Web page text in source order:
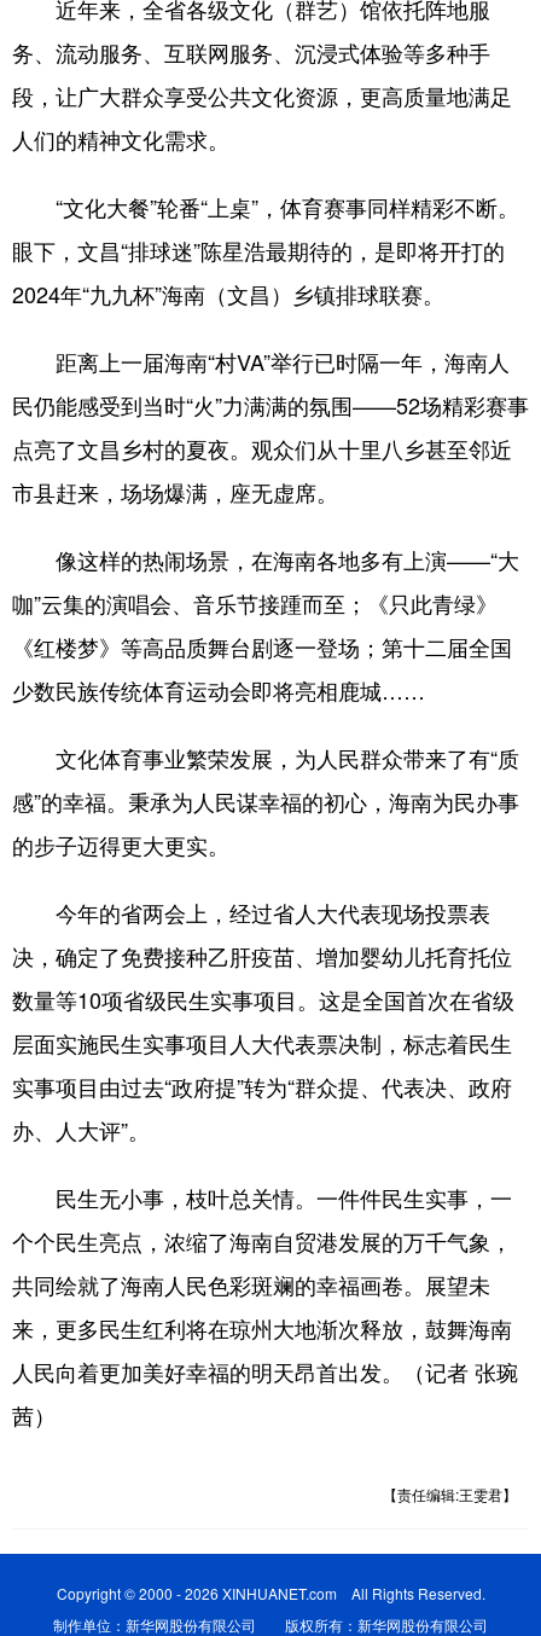
近年来，全省各级文化（群艺）馆依托阵地服
务、流动服务、互联网服务、沉浸式体验等多种手
段，让广大群众享受公共文化资源，更高质量地满足
人们的精神文化需求。
“文化大餐”轮番“上桌”，体育赛事同样精彩不断。
眼下，文昌“排球迷”陈星浩最期待的，是即将开打的
2024年“九九杯”海南（文昌）乡镇排球联赛。
距离上一届海南“村VA”举行已时隔一年，海南人
民仍能感受到当时“火”力满满的氛围——52场精彩赛事
点亮了文昌乡村的夏夜。观众们从十里八乡甚至邻近
市县赶来，场场爆满，座无虚席。
像这样的热闹场景，在海南各地多有上演——“大
咖”云集的演唱会、音乐节接踵而至；《只此青绿》
《红楼梦》等高品质舞台剧逐一登场；第十二届全国
少数民族传统体育运动会即将亮相鹿城……
文化体育事业繁荣发展，为人民群众带来了有“质
感”的幸福。秉承为人民谋幸福的初心，海南为民办事
的步子迈得更大更实。
今年的省两会上，经过省人大代表现场投票表
决，确定了免费接种乙肝疫苗、增加婴幼儿托育托位
数量等10项省级民生实事项目。这是全国首次在省级
层面实施民生实事项目人大代表票决制，标志着民生
实事项目由过去“政府提”转为“群众提、代表决、政府
办、人大评”。
民生无小事，枝叶总关情。一件件民生实事，一
个个民生亮点，浓缩了海南自贸港发展的万千气象，
共同绘就了海南人民色彩斑斓的幸福画卷。展望未
来，更多民生红利将在琼州大地渐次释放，鼓舞海南
人民向着更加美好幸福的明天昂首出发。（记者 张琬
茜）
【责任编辑:王雯君】
Copyright © 2000 - 2026 XINHUANET.com All Rights Reserved.
制作单位：新华网股份有限公司 版权所有：新华网股份有限公司